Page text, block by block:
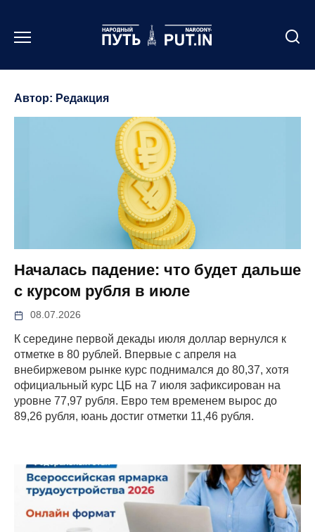
содержанию
Автор: Редакция
Началась падение: что будет дальше
с курсом рубля в июле
08.07.2026
К середине первой декады июля доллар вернулся к
отметке в 80 рублей. Впервые с апреля на
внебиржевом рынке курс поднимался до 80,37, хотя
официальный курс ЦБ на 7 июля зафиксирован на
уровне 77,97 рубля. Евро тем временем вырос до
89,26 рубля, юань достиг отметки 11,46 рубля.